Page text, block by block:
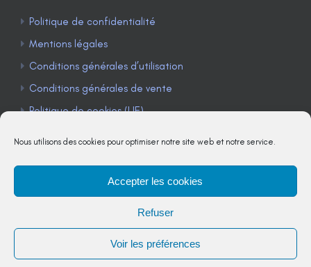
Nous utilisons des cookies pour optimiser notre site web et notre service.
Accepter les cookies
Refuser
Voir les préférences
Politique de confidentialité
Mentions légales
Conditions générales d’utilisation
Conditions générales de vente
Politique de cookies (UE)
TÉLÉPHONE : 04 90 85 22 98